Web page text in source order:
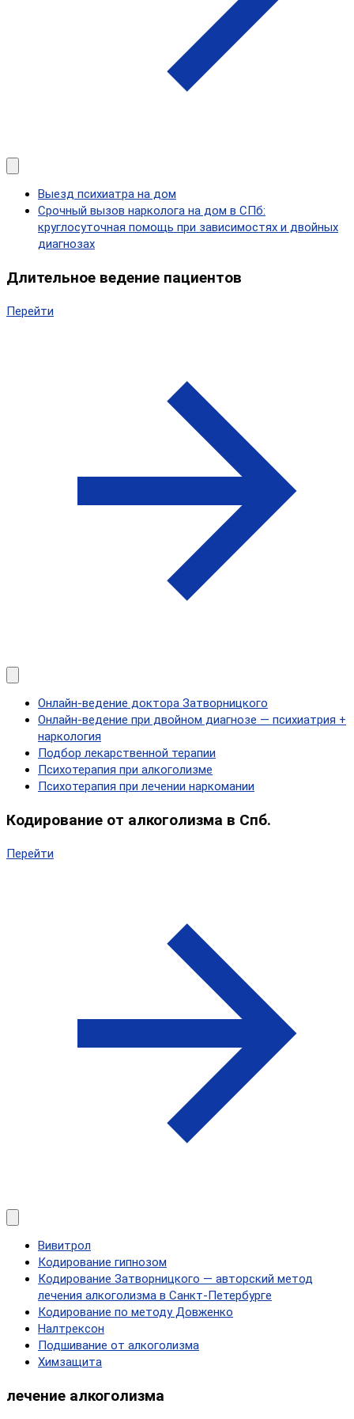
Выезд психиатра на дом
Срочный вызов нарколога на дом в СПб:
круглосуточная помощь при зависимостях и двойных
диагнозах
Длительное ведение пациентов
Перейти
Онлайн-ведение доктора Затворницкого
Онлайн‑ведение при двойном диагнозе — психиатрия +
наркология
Подбор лекарственной терапии
Психотерапия при алкоголизме
Психотерапия при лечении наркомании
Кодирование от алкоголизма в Спб.
Перейти
Вивитрол
Кодирование гипнозом
Кодирование Затворницкого — авторский метод
лечения алкоголизма в Санкт‑Петербурге
Кодирование по методу Довженко
Налтрексон
Подшивание от алкоголизма
Химзащита
лечение алкоголизма